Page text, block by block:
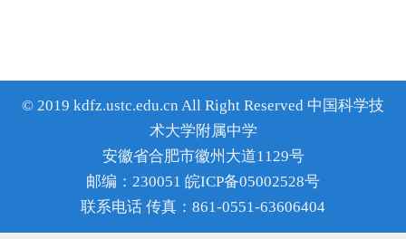
© 2019 kdfz.ustc.edu.cn All Right Reserved 中国科学技
术大学附属中学
安徽省合肥市徽州大道1129号
邮编：230051 皖ICP备05002528号
联系电话 传真：861-0551-63606404